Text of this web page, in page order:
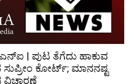
| ಪುಟ ತೆಗೆದು ಹಾಕುವ
ಕೋರ್ಟ್; ಮಾನನಷ್ಟ